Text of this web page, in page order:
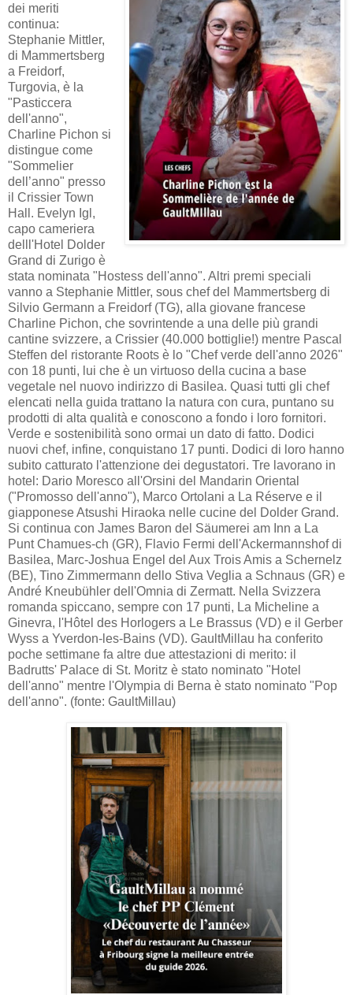
dei meriti
continua:
Stephanie Mittler,
di Mammertsberg
a Freidorf,
Turgovia, è la
"Pasticcera
dell'anno",
Charline Pichon si
distingue come
"Sommelier
dell’anno" presso
il Crissier Town
Hall. Evelyn Igl,
capo cameriera
delll'Hotel Dolder
Grand di Zurigo è
stata nominata "Hostess dell'anno". Altri premi speciali
vanno a Stephanie Mittler, sous chef del Mammertsberg di
Silvio Germann a Freidorf (TG), alla giovane francese
Charline Pichon, che sovrintende a una delle più grandi
cantine svizzere, a Crissier (40.000 bottiglie!) mentre Pascal
Steffen del ristorante Roots è lo "Chef verde dell'anno 2026"
con 18 punti, lui che è un virtuoso della cucina a base
vegetale nel nuovo indirizzo di Basilea. Quasi tutti gli chef
elencati nella guida trattano la natura con cura, puntano su
prodotti di alta qualità e conoscono a fondo i loro fornitori.
Verde e sostenibilità sono ormai un dato di fatto. Dodici
nuovi chef, infine, conquistano 17 punti. Dodici di loro hanno
subito catturato l'attenzione dei degustatori. Tre lavorano in
hotel: Dario Moresco all'Orsini del Mandarin Oriental
("Promosso dell'anno"), Marco Ortolani a La Réserve e il
giapponese Atsushi Hiraoka nelle cucine del Dolder Grand.
Si continua con James Baron del Säumerei am Inn a La
Punt Chamues-ch (GR), Flavio Fermi dell'Ackermannshof di
Basilea, Marc-Joshua Engel del Aux Trois Amis a Schernelz
(BE), Tino Zimmermann dello Stiva Veglia a Schnaus (GR) e
André Kneubühler dell'Omnia di Zermatt. Nella Svizzera
romanda spiccano, sempre con 17 punti, La Micheline a
Ginevra, l'Hôtel des Horlogers a Le Brassus (VD) e il Gerber
Wyss a Yverdon-les-Bains (VD). GaultMillau ha conferito
poche settimane fa altre due attestazioni di merito: il
Badrutts' Palace di St. Moritz è stato nominato "Hotel
dell'anno" mentre l'Olympia di Berna è stato nominato "Pop
dell'anno". (fonte: GaultMillau)